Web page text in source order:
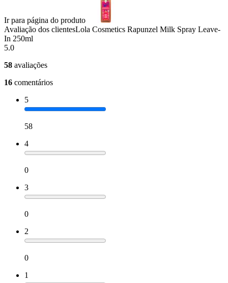
Ir para página do produto
Avaliação dos clientesLola Cosmetics Rapunzel Milk Spray Leave-
In 250ml
5.0
58 avaliações
16 comentários
5
58
4
0
3
0
2
0
1